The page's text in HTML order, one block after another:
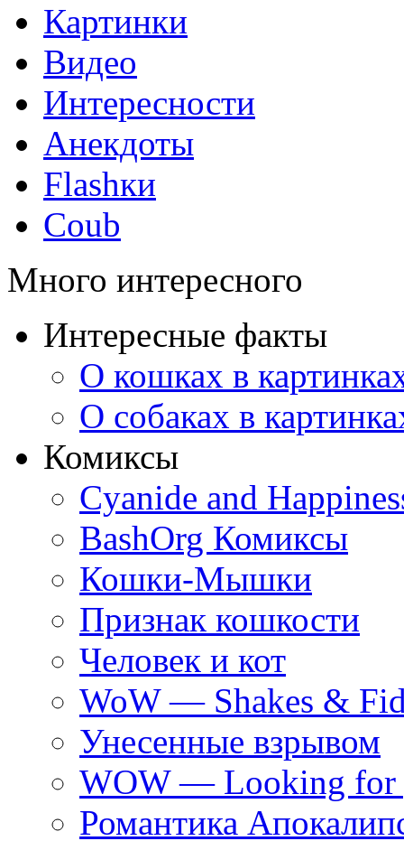
Картинки
Видео
Интересности
Анекдоты
Flashки
Coub
Много интересного
Интересные факты
О кошках в
О собаках в
Комиксы
Cyanide and
BashOrg Комиксы
Кошки-Мышки
Признак кошкости
Человек и кот
WoW — Shakes &
Унесенные взрывом
WOW — Looking for
Романтика